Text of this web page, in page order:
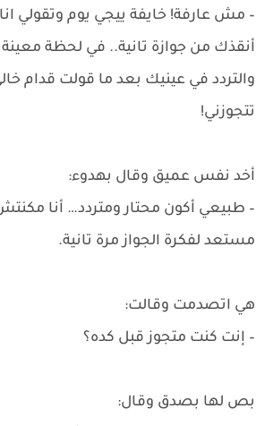
– مش عارفة! خايفة ييجي يوم وتقولي
أنقذك من جوازة تانية.. في لحظة
والتردد في عينيك بعد ما قولت قدام
تتجوزني!
أخد نفس عميق وقال بهدوء:
– طبيعي أكون محتار ومتردد… أنا
مستعد لفكرة الجواز مرة تانية.
هي اتصدمت وقالت:
– إنت كنت متجوز قبل كده؟
بص لها بصدق وقال: